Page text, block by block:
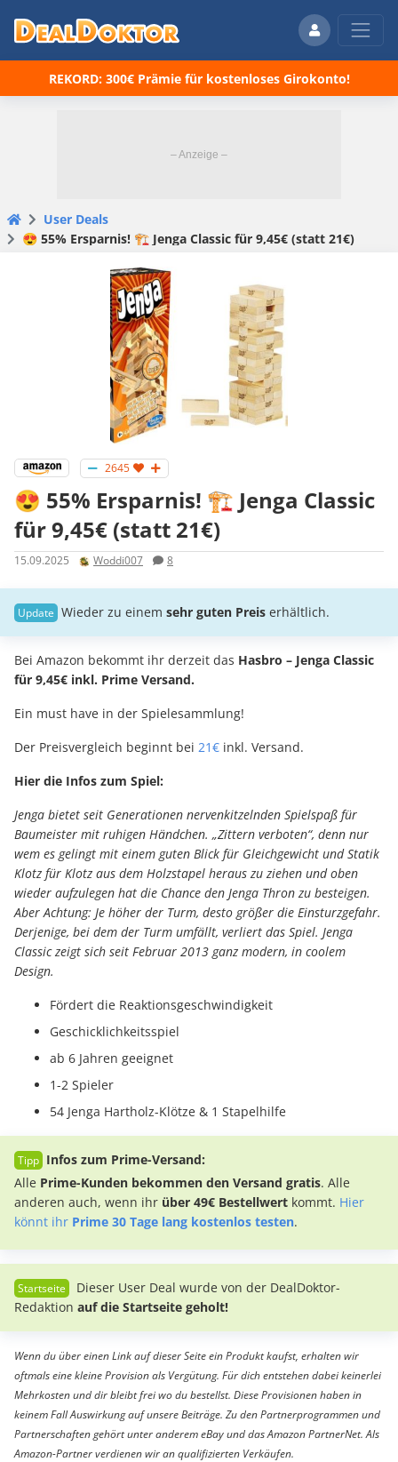
REKORD: 300€ Prämie für kostenloses Girokonto!
User Deals
😍 55% Ersparnis! 🏗️ Jenga Classic für 9,45€ (statt 21€)
2645
😍 55% Ersparnis! 🏗️ Jenga Classic
für 9,45€ (statt 21€)
15.09.2025 Woddi007 8
Wieder zu einem sehr guten Preis erhältlich.
Bei Amazon bekommt ihr derzeit das Hasbro – Jenga Classic
für 9,45€ inkl. Prime Versand.
Ein must have in der Spielesammlung!
Der Preisvergleich beginnt bei 21€ inkl. Versand.
Hier die Infos zum Spiel:
Jenga bietet seit Generationen nervenkitzelnden Spielspaß für
Baumeister mit ruhigen Händchen. „Zittern verboten“, denn nur
wem es gelingt mit einem guten Blick für Gleichgewicht und Statik
Klotz für Klotz aus dem Holzstapel heraus zu ziehen und oben
wieder aufzulegen hat die Chance den Jenga Thron zu besteigen.
Aber Achtung: Je höher der Turm, desto größer die Einsturzgefahr.
Derjenige, bei dem der Turm umfällt, verliert das Spiel. Jenga
Classic zeigt sich seit Februar 2013 ganz modern, in coolem
Design.
Fördert die Reaktionsgeschwindigkeit
Geschicklichkeitsspiel
ab 6 Jahren geeignet
1-2 Spieler
54 Jenga Hartholz-Klötze & 1 Stapelhilfe
Infos zum Prime-Versand:
Alle Prime-Kunden bekommen den Versand gratis. Alle
anderen auch, wenn ihr über 49€ Bestellwert kommt. Hier
könnt ihr Prime 30 Tage lang kostenlos testen.
Dieser User Deal wurde von der DealDoktor-
Redaktion auf die Startseite geholt!
Wenn du über einen Link auf dieser Seite ein Produkt kaufst, erhalten wir
oftmals eine kleine Provision als Vergütung. Für dich entstehen dabei keinerlei
Mehrkosten und dir bleibt frei wo du bestellst. Diese Provisionen haben in
keinem Fall Auswirkung auf unsere Beiträge. Zu den Partnerprogrammen und
Partnerschaften gehört unter anderem eBay und das Amazon PartnerNet. Als
Amazon-Partner verdienen wir an qualifizierten Verkäufen.